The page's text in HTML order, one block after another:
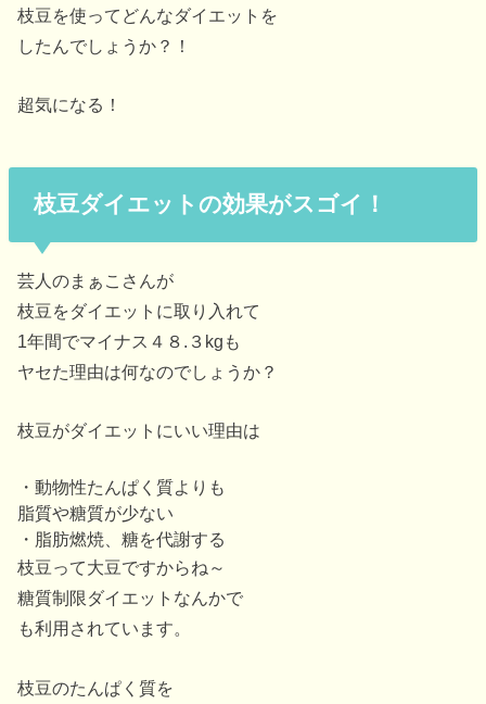
枝豆を使ってどんなダイエットを
したんでしょうか？！
超気になる！
枝豆ダイエットの効果がスゴイ！
芸人のまぁこさんが
枝豆をダイエットに取り入れて
1年間でマイナス４８.３kgも
ヤセた理由は何なのでしょうか？
枝豆がダイエットにいい理由は
・動物性たんぱく質よりも
脂質や糖質が少ない
・脂肪燃焼、糖を代謝する
枝豆って大豆ですからね～
糖質制限ダイエットなんかで
も利用されています。
枝豆のたんぱく質を